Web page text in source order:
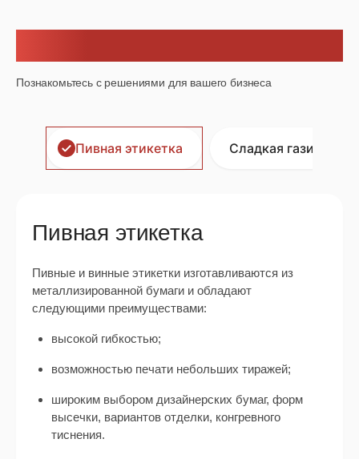
Познакомьтесь с решениями для вашего бизнеса
Пивная этикетка Сладкая
Пивная этикетка
Пивные и винные этикетки изготавливаются из
металлизированной бумаги и обладают
следующими преимуществами:
высокой гибкостью;
возможностью печати небольших тиражей;
широким выбором дизайнерских бумаг, форм
высечки, вариантов отделки, конгревного
тиснения.